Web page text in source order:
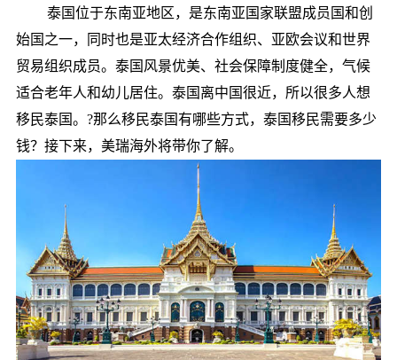
泰国位于东南亚地区，是东南亚国家联盟成员国和创
始国之一，同时也是亚太经济合作组织、亚欧会议和世界
贸易组织成员。泰国风景优美、社会保障制度健全，气候
适合老年人和幼儿居住。泰国离中国很近，所以很多人想
移民泰国。?那么移民泰国有哪些方式，泰国移民需要多少
钱？接下来，美瑞海外将带你了解。